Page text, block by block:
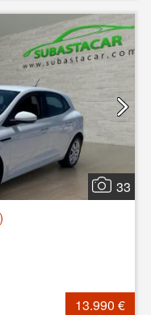
33
13.990 €